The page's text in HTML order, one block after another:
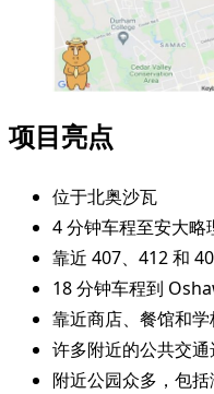
项目亮点
位于北奥沙瓦
4 分钟车程至安大
靠近 407、412 和
18 分钟车程到
靠近商店、餐馆和学
许多附近的公共交通
附近公园众多，包